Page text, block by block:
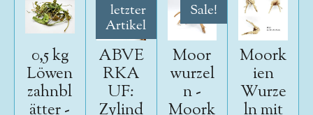
0,5 kg
Löwen
zahnbl
letzter
Artikel
ABVE
RKA
UF:
Sale!
Moor
wurzel
n -
Moork
ien
Wurze